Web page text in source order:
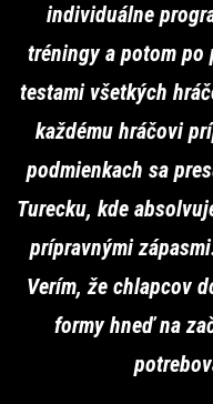
individuálne
tréningy a potom po
testami všetkých
každému hráčovi
podmienkach sa
Turecku, kde
prípravnými
Verím, že chlapcov
formy hneď na